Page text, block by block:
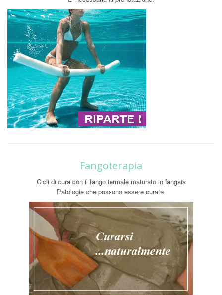
Fangoterapia
Cicli di cura con il fango termale maturato in fangaia
Patologie che possono essere curate